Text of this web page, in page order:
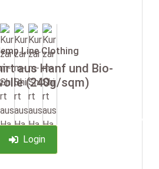
Line Clothing
aus Hanf und Bio-
(240g/sqm)
Login
-35%